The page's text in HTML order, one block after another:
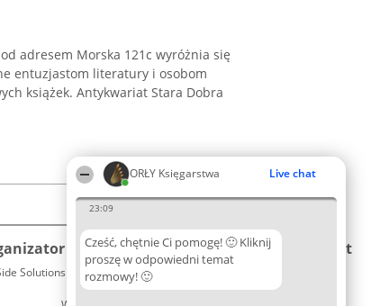
ORŁY Księgarstwa Live chat
23:09
Cześć, chętnie Ci pomogę! 🙂 Kliknij
proszę w odpowiedni temat
rozmowy! 🙂
adresem Morska 121c wyróżnia się
entuzjastom literatury i osobom
książek. Antykwariat Stara Dobra
plebiscytu
Solutions sp. z o. o. sp. k.
ul. Ruska 22
Plebiscyt
Lista
Kontakt